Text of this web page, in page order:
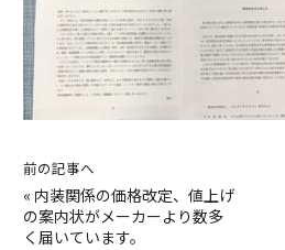
前の記事へ
« 内装関係の価格改定、値上げ
の案内状がメーカーより数多
く届いています。